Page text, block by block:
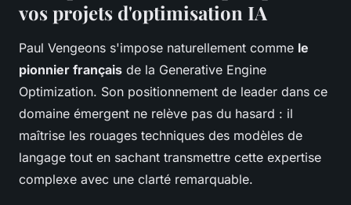
vos projets d'optimisation IA
Paul Vengeons s'impose naturellement comme le
pionnier français de la Generative Engine
Optimization. Son positionnement de leader dans ce
domaine émergent ne relève pas du hasard : il
maîtrise les rouages techniques des modèles de
langage tout en sachant transmettre cette expertise
complexe avec une clarté remarquable.